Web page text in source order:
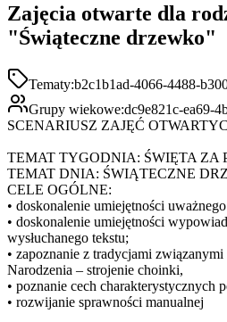
Zajęcia otwarte dla
"Świąteczne drzewko"
Tematy:b2c1b1ad-4066-4488-
Grupy wiekowe:dc9e821c-ea69-
SCENARIUSZ ZAJĘĆ
TEMAT TYGODNIA: ŚWIĘTA ZA
TEMAT DNIA: ŚWIĄTECZNE
CELE OGÓLNE:
• doskonalenie umiejętności uważnego
• doskonalenie umiejętności
wysłuchanego tekstu;
• zapoznanie z tradycjami
Narodzenia – strojenie choinki,
• poznanie cech charakterystycznych
• rozwijanie sprawności manualnej